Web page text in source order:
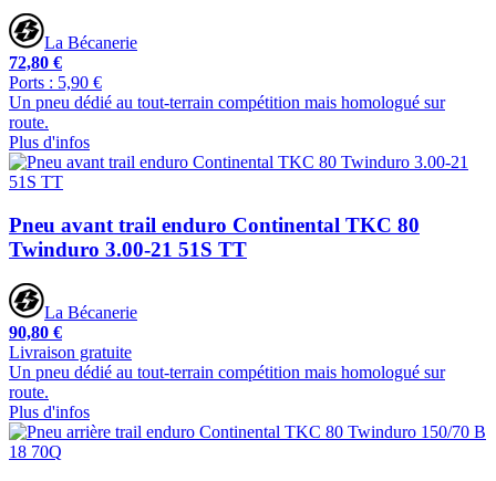
La Bécanerie
72,80 €
Ports : 5,90 €
Un pneu dédié au tout-terrain compétition mais homologué sur
route.
Plus d'infos
Pneu avant trail enduro Continental TKC 80
Twinduro 3.00-21 51S TT
La Bécanerie
90,80 €
Livraison gratuite
Un pneu dédié au tout-terrain compétition mais homologué sur
route.
Plus d'infos